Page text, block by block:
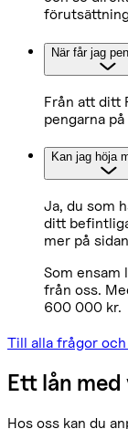
När får jag
Från att ditt
pengarna
Kan jag höja
Ja, du som
ditt
mer på sidan
Som ensam
från oss.
600 000 kr.
Till alla frågor
Ett lån
Hos oss kan du